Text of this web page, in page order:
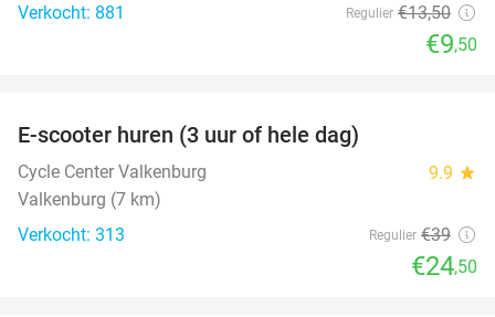
Verkocht: 881
Regulier €13,50
€9,50
E-scooter huren (3 uur of hele dag)
Cycle Center Valkenburg 9.9 star
Valkenburg (7 km)
Verkocht: 313
Regulier €39
€24,50